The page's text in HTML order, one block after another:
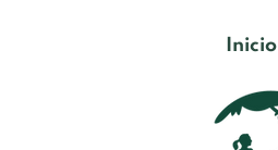
Inicio